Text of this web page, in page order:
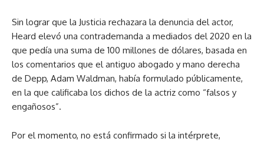
Sin lograr que la Justicia rechazara la denuncia del actor,
Heard elevó una contrademanda a mediados del 2020 en la
que pedía una suma de 100 millones de dólares, basada en
los comentarios que el antiguo abogado y mano derecha
de Depp, Adam Waldman, había formulado públicamente,
en la que calificaba los dichos de la actriz como “falsos y
engañosos”.
Por el momento, no está confirmado si la intérprete,